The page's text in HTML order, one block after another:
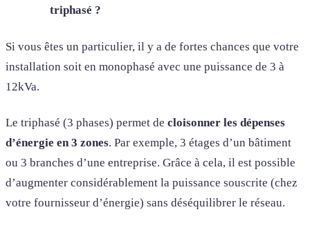
triphasé ?
Si vous êtes un particulier, il y a de fortes chances que votre
installation soit en monophasé avec une puissance de 3 à
12kVa.
Le triphasé (3 phases) permet de cloisonner les dépenses
d’énergie en 3 zones. Par exemple, 3 étages d’un bâtiment
ou 3 branches d’une entreprise. Grâce à cela, il est possible
d’augmenter considérablement la puissance souscrite (chez
votre fournisseur d’énergie) sans déséquilibrer le réseau.